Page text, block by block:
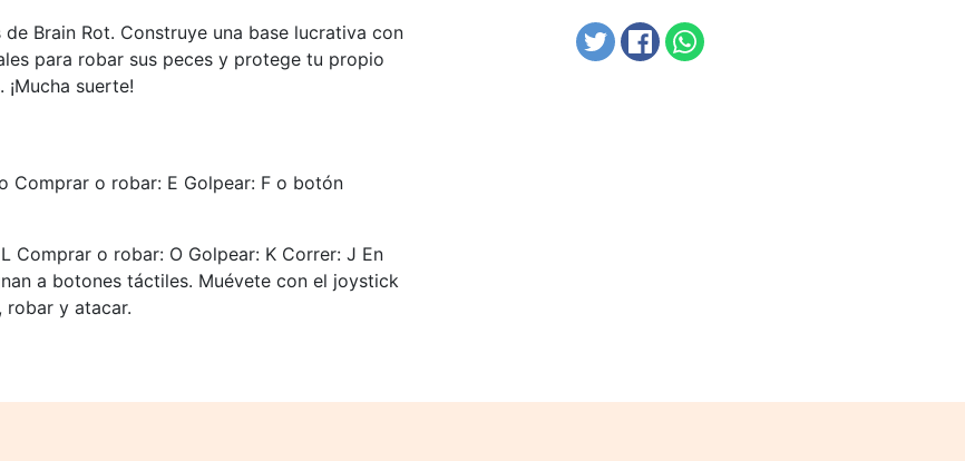
Brain Rot. Construye una base lucrativa con
para robar sus peces y protege tu propio
suerte!
Comprar o robar: E Golpear: F o botón
Comprar o robar: O Golpear: K Correr: J En
a botones táctiles. Muévete con el joystick
y atacar.